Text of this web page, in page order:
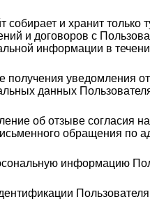
собирает и хранит
и договоров с
информации в
получения уведомления
данных
об отзыве согласия
обращения по
информацию